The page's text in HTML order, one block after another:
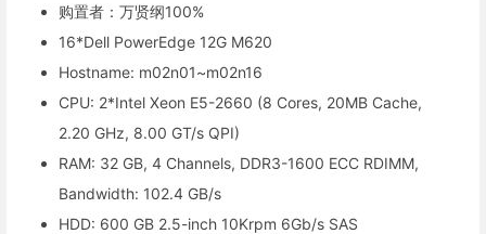
购置者：万贤纲100%
16*Dell PowerEdge 12G M620
Hostname: m02n01~m02n16
CPU: 2*Intel Xeon E5-2660 (8 Cores, 20MB Cache,
2.20 GHz, 8.00 GT/s QPI)
RAM: 32 GB, 4 Channels, DDR3-1600 ECC RDIMM,
Bandwidth: 102.4 GB/s
HDD: 600 GB 2.5-inch 10Krpm 6Gb/s SAS